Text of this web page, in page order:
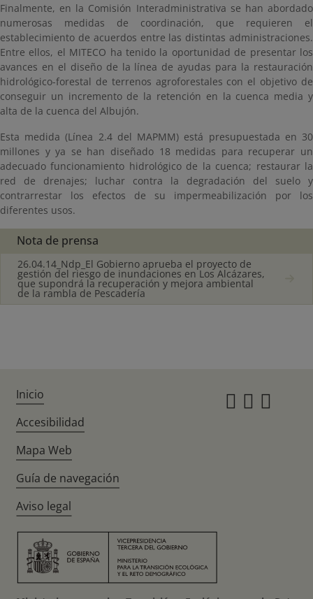
Finalmente, en la Comisión Interadministrativa se han abordado
numerosas medidas de coordinación, que requieren el
establecimiento de acuerdos entre las distintas administraciones.
Entre ellos, el MITECO ha tenido la oportunidad de presentar los
avances en el diseño de la línea de ayudas para la restauración
hidrológico-forestal de terrenos agroforestales con el objetivo de
conseguir un incremento de la retención en la cuenca media y
alta de la cuenca del Albujón.
Esta medida (Línea 2.4 del MAPMM) está presupuestada en 30
millones y ya se han diseñado 18 medidas para recuperar un
adecuado funcionamiento hidrológico de la cuenca; restaurar la
red de drenajes; luchar contra la degradación del suelo y
contrarrestar los efectos de su impermeabilización por los
diferentes usos.
Nota de prensa
26.04.14_Ndp_El Gobierno aprueba el proyecto de
gestión del riesgo de inundaciones en Los Alcázares,
que supondrá la recuperación y mejora ambiental
de la rambla de Pescadería
Inicio
Accesibilidad
Mapa Web
Guía de navegación
Aviso legal